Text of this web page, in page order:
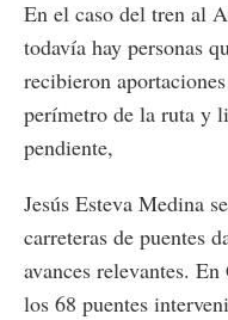
En el caso del tren al
todavía hay personas
recibieron
perímetro de la ruta y
pendiente,
Jesús Esteva Medina
carreteras de puentes
avances relevantes.
los 68 puentes